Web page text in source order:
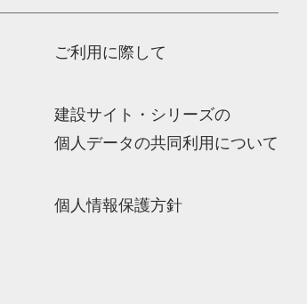
ご利用に際して
建設サイト・シリーズの
個人データの共同利用について
個人情報保護方針